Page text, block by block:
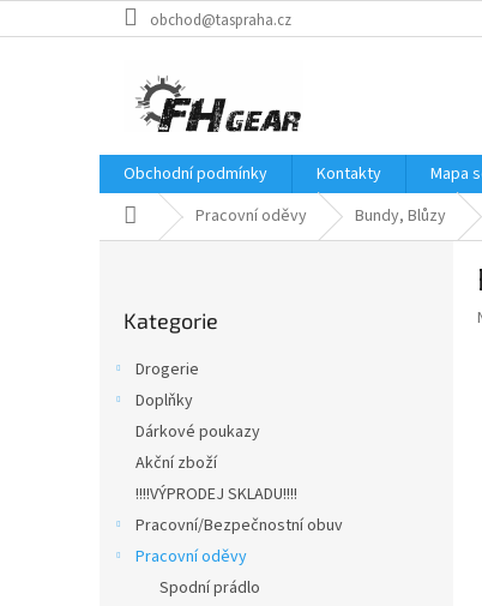
na
obchod@taspraha.cz
Obchodní podmínky Kontakty Mapa
Domů Pracovní oděvy Bundy, Blůzy
kategorie
Kategorie
Drogerie
Doplňky
Dárkové poukazy
Akční zboží
!!!!VÝPRODEJ SKLADU!!!!
Pracovní/Bezpečnostní obuv
Pracovní oděvy
Spodní prádlo